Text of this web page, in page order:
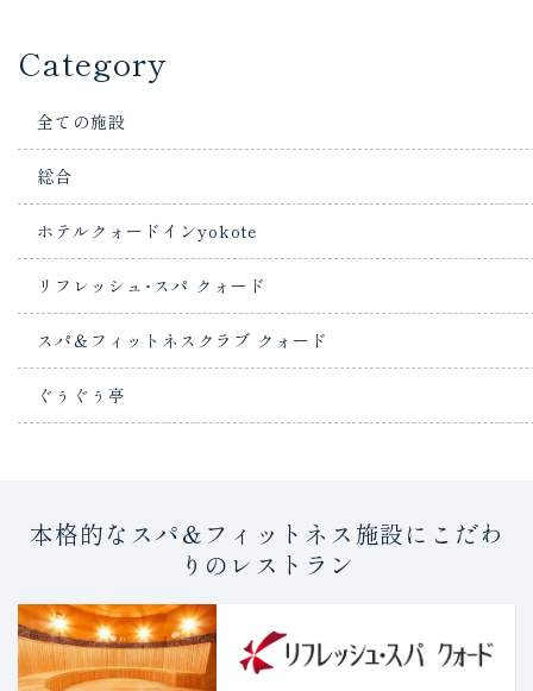
Category
全ての施設
総合
ホテルクォードインyokote
リフレッシュ･スパ クォード
スパ＆フィットネスクラブ クォード
ぐぅぐぅ亭
本格的なスパ＆フィットネス施設にこだわ
りのレストラン